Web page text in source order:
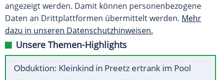
angezeigt werden. Damit können personenbezogene
Daten an Drittplattformen übermittelt werden. Mehr
dazu in unseren Datenschutzhinweisen.
Unsere Themen-Highlights
Obduktion: Kleinkind in Preetz ertrank im Pool